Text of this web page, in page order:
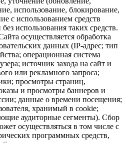
использование, блокирование,
с использованием средств
использования таких средств.
осуществляется обработка
данных (IP-адрес; тип
операционная система
источник захода на сайт и
или рекламного запроса;
просмотры страниц,
и просмотры баннеров и
данные о времени посещения;
хранимый в cookie;
аудиторные сегменты). Сбор
осуществляться в том числе с
программных средств,